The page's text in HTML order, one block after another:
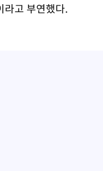
라고 부연했다.